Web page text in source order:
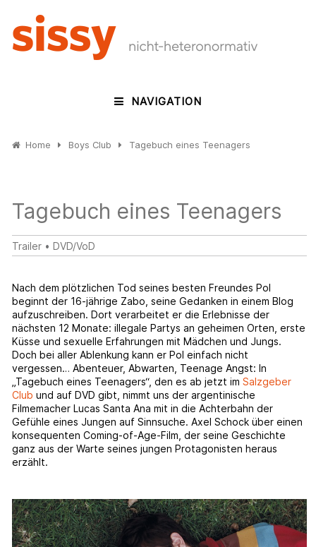
NAVIGATION
Home Boys Club Tagebuch eines Teenagers
Tagebuch eines Teenagers
Trailer •DVD/VoD
Nach dem plötzlichen Tod seines besten Freundes Pol
beginnt der 16-jährige Zabo, seine Gedanken in einem Blog
aufzuschreiben. Dort verarbeitet er die Erlebnisse der
nächsten 12 Monate: illegale Partys an geheimen Orten, erste
Küsse und sexuelle Erfahrungen mit Mädchen und Jungs.
Doch bei aller Ablenkung kann er Pol einfach nicht
vergessen… Abenteuer, Abwarten, Teenage Angst: In
„Tagebuch eines Teenagers“, den es ab jetzt imSalzgeber
Club und auf DVD gibt, nimmt uns der argentinische
Filmemacher Lucas Santa Ana mit in die Achterbahn der
Gefühle eines Jungen auf Sinnsuche. Axel Schock über einen
konsequenten Coming-of-Age-Film, der seine Geschichte
ganz aus der Warte seines jungen Protagonisten heraus
erzählt.